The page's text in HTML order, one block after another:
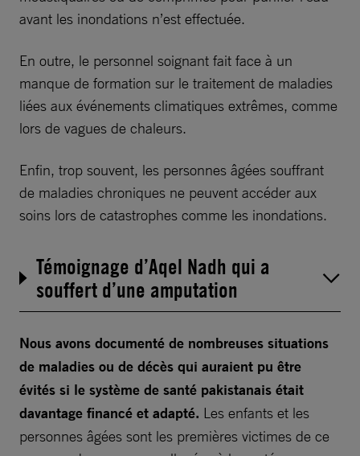
avant les inondations n’est effectuée.
En outre, le personnel soignant fait face à un
manque de formation sur le traitement de maladies
liées aux événements climatiques extrêmes, comme
lors de vagues de chaleurs.
Enfin, trop souvent, les personnes âgées souffrant
de maladies chroniques ne peuvent accéder aux
soins lors de catastrophes comme les inondations.
Témoignage d’Aqel Nadh qui a
souffert d’une amputation
Nous avons documenté de nombreuses situations
de maladies ou de décès qui auraient pu être
évités si le système de santé pakistanais était
davantage financé et adapté. Les enfants et les
personnes âgées sont les premières victimes de ce